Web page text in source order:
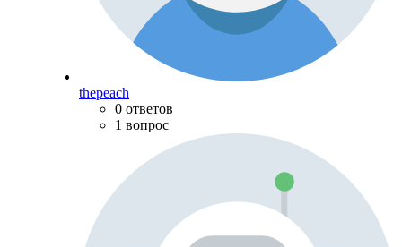
thepeach
0 ответов
1 вопрос